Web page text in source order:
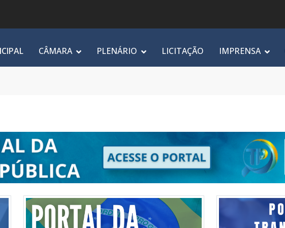
CÂMARA PLENÁRIO LICITAÇÃO IMPRENSA